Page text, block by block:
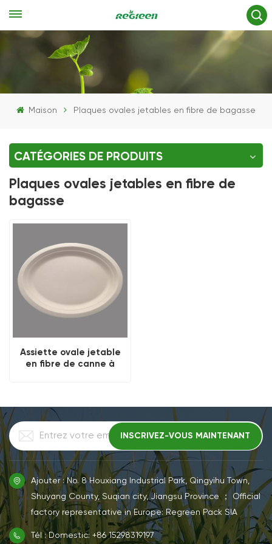
Maison Plaques ovales jetables en fibre de bagasse
CATÉGORIES DE PRODUITS
Plaques ovales jetables en fibre de
bagasse
Assiette ovale jetable
en fibre de canne à
Ajouter : No. 8 Houxiang Industrial Park, Qingyihu Town,
Shuyang County, Suqian city, Jiangsu Province ； Official
factory representative in Europe: Regreen Pack SIA
Tél : Domestic: +86 15298319197